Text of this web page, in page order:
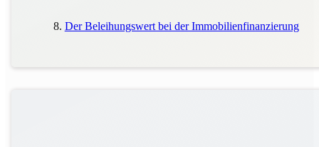
Der Beleihungswert bei der Immobilienfinanzierung